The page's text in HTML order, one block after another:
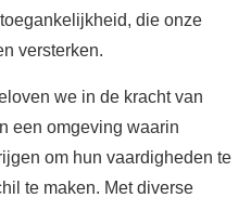
die onze
versterken.
we in de kracht van
een omgeving waarin
om hun vaardigheden te
te maken. Met diverse